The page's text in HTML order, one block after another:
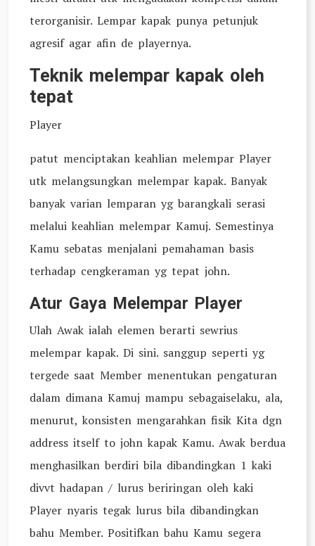
terorganisir. Lempar kapak punya petunjuk
agresif agar afin de playernya.
Teknik melempar kapak oleh
tepat
Player
patut menciptakan keahlian melempar Player
utk melangsungkan melempar kapak. Banyak
banyak varian lemparan yg barangkali serasi
melalui keahlian melempar Kamuj. Semestinya
Kamu sebatas menjalani pemahaman basis
terhadap cengkeraman yg tepat john.
Atur Gaya Melempar Player
Ulah Awak ialah elemen berarti sewrius
melempar kapak. Di sini. sanggup seperti yg
tergede saat Member menentukan pengaturan
dalam dimana Kamuj mampu sebagaiselaku, ala,
menurut, konsisten mengarahkan fisik Kita dgn
address itself to john kapak Kamu. Awak berdua
menghasilkan berdiri bila dibandingkan 1 kaki
divvt hadapan / lurus beriringan oleh kaki
Player nyaris tegak lurus bila dibandingkan
bahu Member. Positifkan bahu Kamu segera